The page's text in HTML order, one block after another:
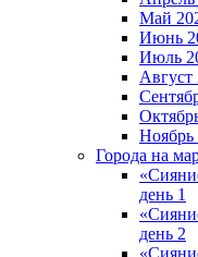
Май
Июнь
Июль
Август
Ноябрь
Города на
день 1
день 2